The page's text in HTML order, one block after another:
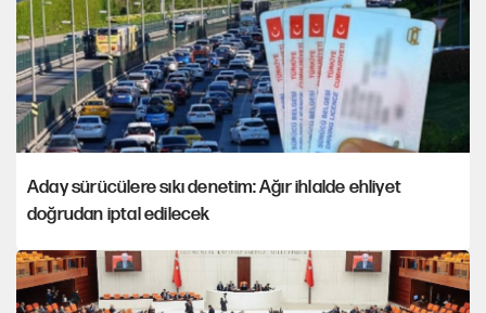
Aday sürücülere sıkı denetim: Ağır ihlalde ehliyet
doğrudan iptal edilecek